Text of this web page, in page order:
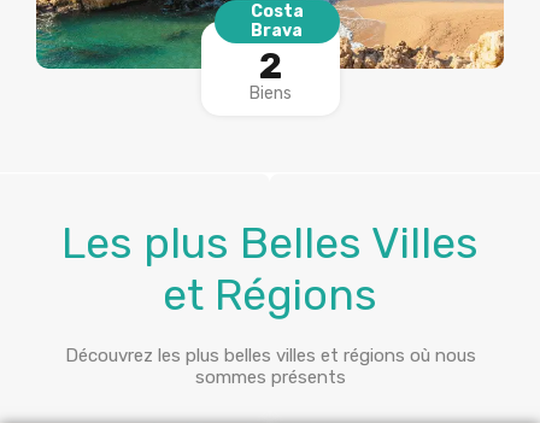
Costa
Brava
2
Biens
Les plus Belles Villes
et Régions
Découvrez les plus belles villes et régions où nous
sommes présents